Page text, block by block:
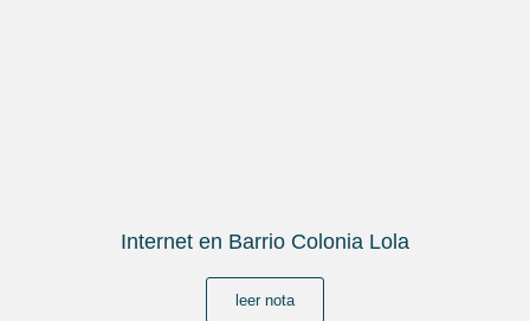
Internet en Barrio Colonia Lola
leer nota